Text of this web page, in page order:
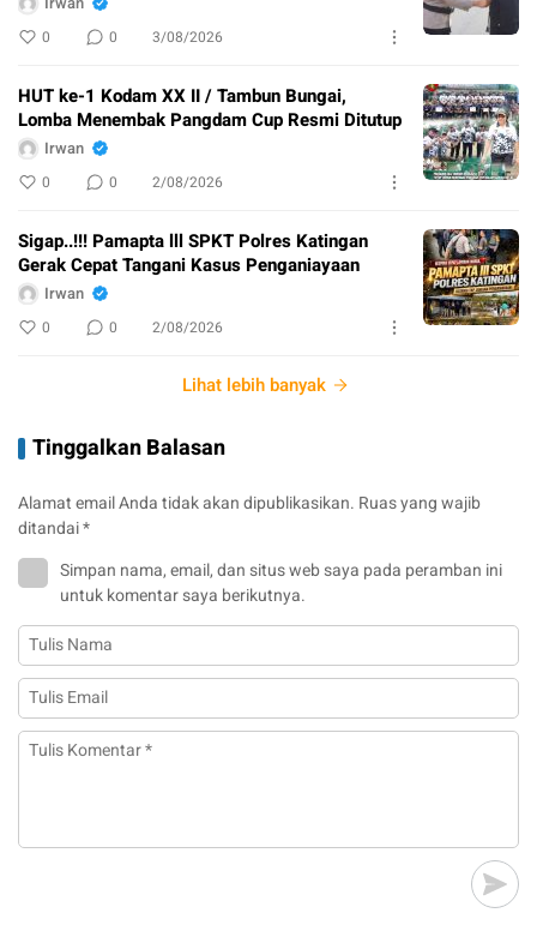
0 0 3/08/2026
HUT ke-1 Kodam XX II / Tambun Bungai,
Lomba Menembak Pangdam Cup Resmi Ditutup
Irwan
0 0 2/08/2026
Sigap..!!! Pamapta lll SPKT Polres Katingan
Gerak Cepat Tangani Kasus Penganiayaan
Irwan
0 0 2/08/2026
Lihat lebih banyak
Tinggalkan Balasan
Alamat email Anda tidak akan dipublikasikan. Ruas yang wajib
ditandai*
Simpan nama, email, dan situs web saya pada peramban ini
untuk komentar saya berikutnya.